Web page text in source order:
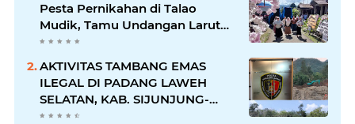
Pesta Pernikahan di Talao
Mudik, Tamu Undangan Larut
dalam Suasana Penuh
AKTIVITAS TAMBANG EMAS
ILEGAL DI PADANG LAWEH
SELATAN, KAB. SIJUNJUNG-
SUMBAR SEMAKIN